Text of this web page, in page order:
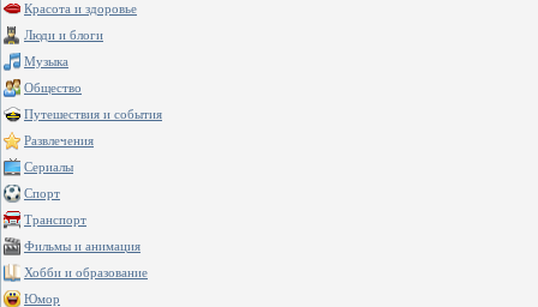
Красота и здоровье
Люди и блоги
Музыка
Общество
Путешествия и события
Развлечения
Сериалы
Спорт
Транспорт
Фильмы и анимация
Хобби и образование
Юмор